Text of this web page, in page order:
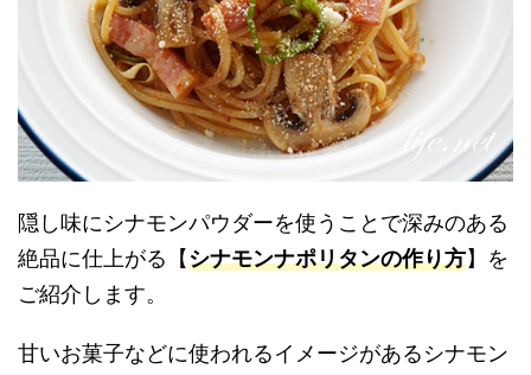
隠し味にシナモンパウダーを使うことで深みのある
絶品に仕上がる【シナモンナポリタンの作り方】を
ご紹介します。
甘いお菓子などに使われるイメージがあるシナモン